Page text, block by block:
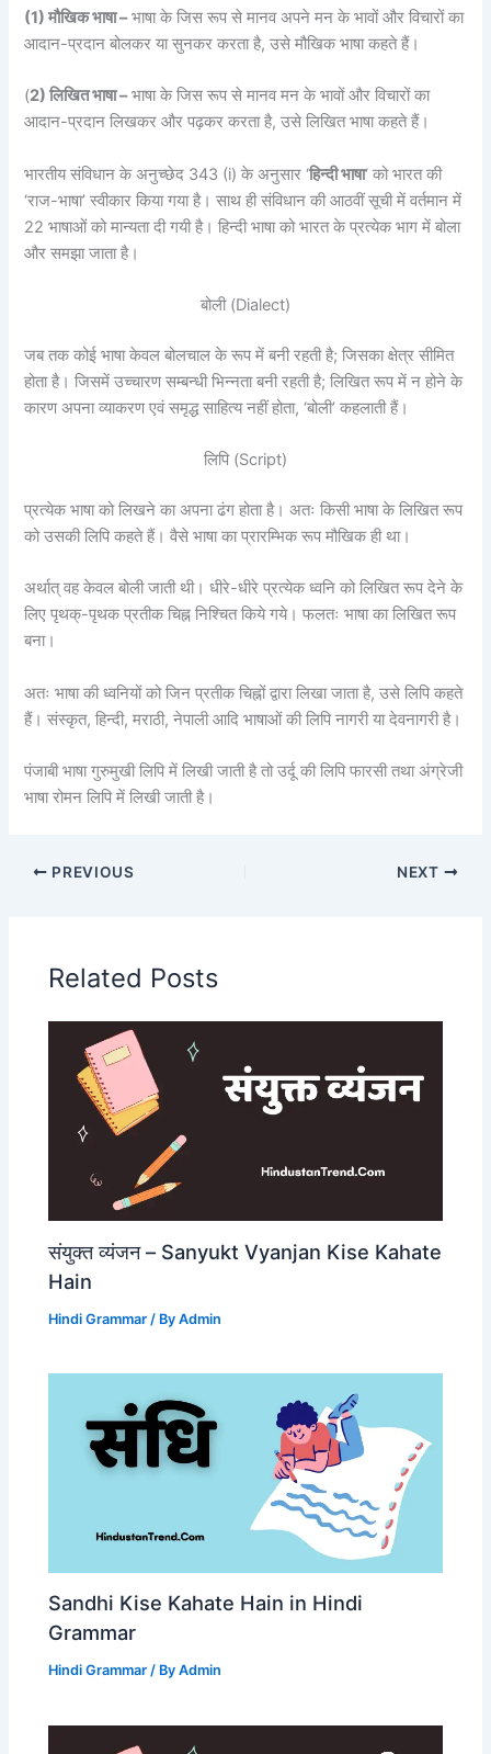
(1) मौखिक भाषा –भाषा के जिस रूप से मानव अपने मन के भावों और विचारों का
आदान-प्रदान बोलकर या सुनकर करता है, उसे मौखिक भाषा कहते हैं।
(2) लिखित भाषा –भाषा के जिस रूप से मानव मन के भावों और विचारों का
आदान-प्रदान लिखकर और पढ़कर करता है, उसे लिखित भाषा कहते हैं।
भारतीय संविधान के अनुच्छेद 343 (i) के अनुसार ‘हिन्दी भाषा‘ को भारत की
‘राज-भाषा’ स्वीकार किया गया है। साथ ही संविधान की आठवीं सूची में वर्तमान में
22 भाषाओं को मान्यता दी गयी है। हिन्दी भाषा को भारत के प्रत्येक भाग में बोला
और समझा जाता है।
बोली (Dialect)
जब तक कोई भाषा केवल बोलचाल के रूप में बनी रहती है; जिसका क्षेत्र सीमित
होता है। जिसमें उच्चारण सम्बन्धी भिन्नता बनी रहती है; लिखित रूप में न होने के
कारण अपना व्याकरण एवं समृद्ध साहित्य नहीं होता, ‘बोली’ कहलाती हैं।
लिपि (Script)
प्रत्येक भाषा को लिखने का अपना ढंग होता है। अतः किसी भाषा के लिखित रूप
को उसकी लिपि कहते हैं। वैसे भाषा का प्रारम्भिक रूप मौखिक ही था।
अर्थात् वह केवल बोली जाती थी। धीरे-धीरे प्रत्येक ध्वनि को लिखित रूप देने के
लिए पृथक्-पृथक प्रतीक चिह्न निश्चित किये गये। फलतः भाषा का लिखित रूप
बना।
अतः भाषा की ध्वनियों को जिन प्रतीक चिह्नों द्वारा लिखा जाता है, उसे लिपि कहते
हैं। संस्कृत, हिन्दी, मराठी, नेपाली आदि भाषाओं की लिपि नागरी या देवनागरी है।
पंजाबी भाषा गुरुमुखी लिपि में लिखी जाती है तो उर्दू की लिपि फारसी तथा अंग्रेजी
भाषा रोमन लिपि में लिखी जाती है।
PREVIOUS NEXT
Related Posts
संयुक्त व्यंजन – Sanyukt Vyanjan Kise Kahate
Hain
Hindi Grammar / ByAdmin
Sandhi Kise Kahate Hain in Hindi
Grammar
Hindi Grammar / ByAdmin